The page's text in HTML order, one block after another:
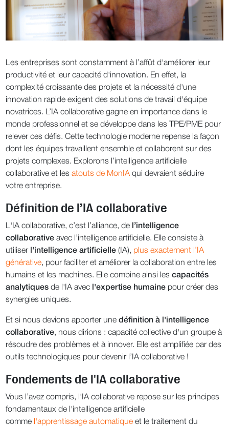
Les entreprises sont constamment à l’affût d'améliorer leur
productivité et leur capacité d'innovation. En effet, la
complexité croissante des projets et la nécessité d'une
innovation rapide exigent des solutions de travail d'équipe
novatrices. L’IA collaborative gagne en importance dans le
monde professionnel et se développe dans les TPE/PME pour
relever ces défis. Cette technologie moderne repense la façon
dont les équipes travaillent ensemble et collaborent sur des
projets complexes. Explorons l’intelligence artificielle
collaborative et lesatouts de MonIA qui devraient séduire
votre entreprise.
Définition de l’IA collaborative
L'IA collaborative, c’est l’alliance, de
l’intelligence
collaborative avec l’intelligence artificielle. Elle consiste à
utiliser
l'intelligence artificielle (IA), plus exactement l’IA
générative, pour faciliter et améliorer la collaboration entre les
humains et les machines. Elle combine ainsi lescapacités
analytiques de l'IA avec l'expertise humaine pour créer des
synergies uniques.
Et si nous devions apporter unedéfinition à l'intelligence
collaborative, nous dirions : capacité collective d'un groupe à
résoudre des problèmes et à innover. Elle est amplifiée par des
outils technologiques pour devenir l’IA collaborative !
Fondements de l'IA collaborative
Vous l’avez compris, l'IA collaborative repose sur les principes
fondamentaux de l'intelligence artificielle
comme l'apprentissage automatique et le traitement du